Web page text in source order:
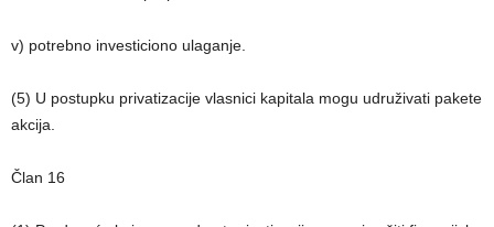
v) potrebno investiciono ulaganje.
(5) U postupku privatizacije vlasnici kapitala mogu udruživati pakete
akcija.
Član 16